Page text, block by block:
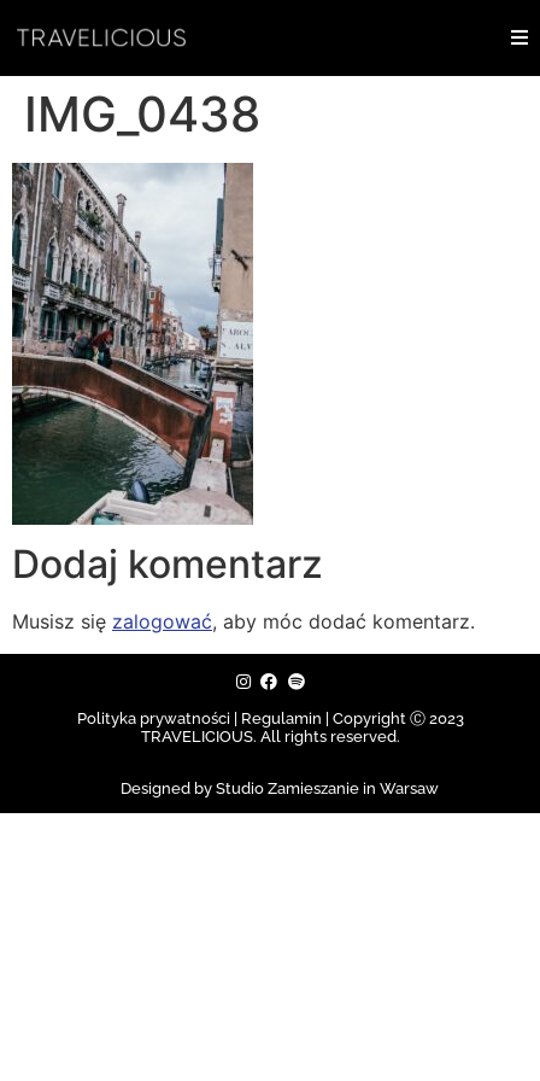
IMG_0438
Dodaj komentarz
Musisz się zalogować, aby móc dodać komentarz.
Polityka prywatności | Regulamin | Copyright Ⓒ 2023
TRAVELICIOUS. All rights reserved.
Designed by Studio Zamieszanie in Warsaw